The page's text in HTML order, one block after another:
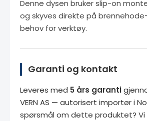
Denne dysen bruker slip-on
og skyves direkte på
behov for verktøy.
Garanti og kontakt
Leveres med 5 års garanti
VERN AS — autorisert importør i
spørsmål om dette produktet? Vi